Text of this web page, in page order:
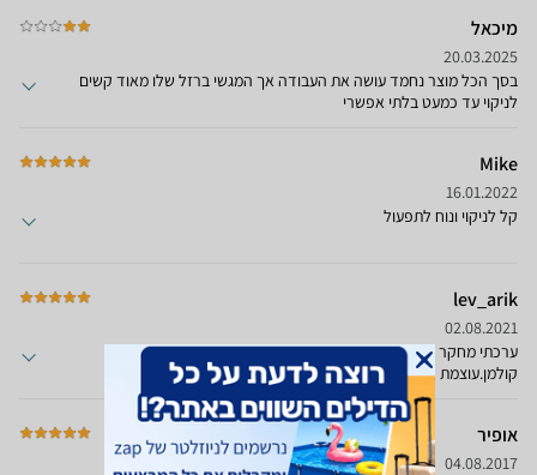
מיכאל
20.03.2025
בסך הכל מוצר נחמד עושה את העבודה אך המגשי ברזל שלו מאוד קשים
לניקוי עד כמעט בלתי אפשרי
Mike
16.01.2022
קל לניקוי ונוח לתפעול
lev_arik
02.08.2021
ערכתי מחקר לא קטן לפני הקניה , יש לי נסיום של 10 שנים עם
קולמן.עוצמת אש גבוהה מאוד , לאחר 10 שנים עם הגלקסי הקודם
התחדשתישיפרו משמעותית את המבערים.גובה הגריל מושלם לעבודה
אופיר
04.08.2017